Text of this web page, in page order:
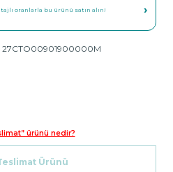
oranlarla bu ürünü satın alın! ›
27CTO00901900000M
ürünü nedir?
Ürünü